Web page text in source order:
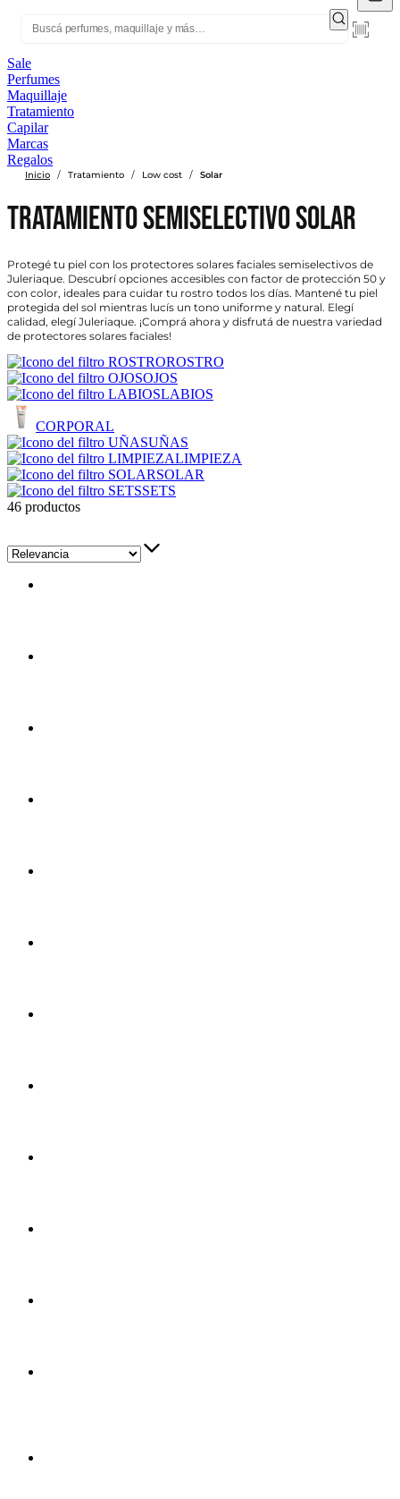
Sale
Perfumes
Maquillaje
Tratamiento
Capilar
Marcas
Regalos
Inicio / Tratamiento / Low cost / Solar
Tratamiento Semiselectivo Solar
Protegé tu piel con los protectores solares faciales semiselectivos de
Juleriaque. Descubrí opciones accesibles con factor de protección 50 y
con color, ideales para cuidar tu rostro todos los días. Mantené tu piel
protegida del sol mientras lucís un tono uniforme y natural. Elegí
calidad, elegí Juleriaque. ¡Comprá ahora y disfrutá de nuestra variedad
de protectores solares faciales!
ROSTRO
OJOS
LABIOS
CORPORAL
UÑAS
LIMPIEZA
SOLAR
SETS
46 productos